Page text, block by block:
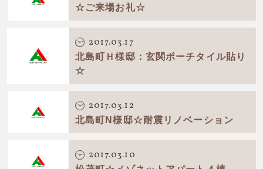
☆ご来場お礼☆
2017.03.17
北島町Ｈ様邸：玄関ポーチタイル貼り
☆
2017.03.12
北島町N様邸☆耐震リノベーション
2017.03.10